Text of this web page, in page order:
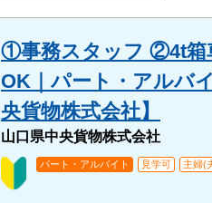
①事務スタッフ ②4t箱
OK｜パート・アルバ
央貨物株式会社】
山口県中央貨物株式会社
パート・アルバイト 見学可 主婦(